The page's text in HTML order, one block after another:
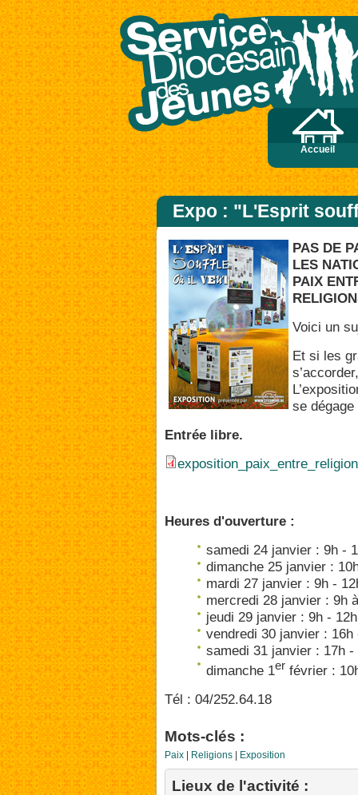
gloire de son Père ; alors il rendra à chacun selon sa conduite.
Accueil
Expo : "L'Esprit
PAS DE
LES
PAIX
Voici un
Et si les
se
Entrée libre.
Heures d'ouverture :
samedi 24 janvier : 9h -
dimanche 25 janvier :
mardi 27 janvier : 9h -
mercredi 28 janvier : 9h
jeudi 29 janvier : 9h -
vendredi 30 janvier : 16h
samedi 31 janvier : 17h -
dimanche 1er février :
Tél : 04/252.64.18
Mots-clés :
Paix Religions Exposition
Lieux de l'activité :